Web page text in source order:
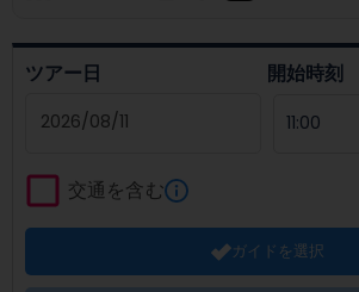
ツアー日 開始時刻
forward
to
interact
the
交通を含む
ガイドを選択